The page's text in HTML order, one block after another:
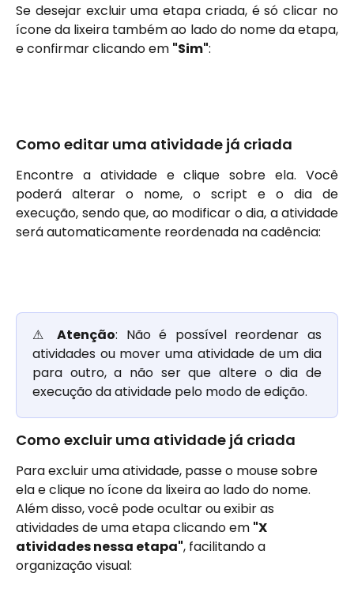
Se desejar excluir uma etapa criada, é só clicar no
ícone da lixeira também ao lado do nome da etapa,
e confirmar clicando em "Sim":
Como editar uma atividade já criada
Encontre a atividade e clique sobre ela. Você
poderá alterar o nome, o script e o dia de
execução, sendo que, ao modificar o dia, a atividade
será automaticamente reordenada na cadência:
⚠Atenção: Não é possível reordenar as
atividades ou mover uma atividade de um dia
para outro, a não ser que altere o dia de
execução da atividade pelo modo de edição.
Como excluir uma atividade já criada
Para excluir uma atividade, passe o mouse sobre
ela e clique no ícone da lixeira ao lado do nome.
Além disso, você pode ocultar ou exibir as
atividades de uma etapa clicando em "X
atividades nessa etapa", facilitando a
organização visual: